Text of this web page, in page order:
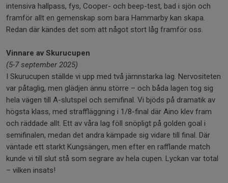
intensiva hallpass, fys, Cooper- och beep-test, bad i sjön och
framför allt en gemenskap som bara Hammarby kan skapa.
Redan där kändes det som att något stort låg framför oss.
Vinnare av Skurucupen
(5-7 september 2025)
I Skurucupen ställde vi upp med två jämnstarka lag. Nervositeten
var påtaglig, men glädjen ännu större – och båda lagen tog sig
hela vägen till A-slutspel och semifinal. Vi bjöds på dramatik av
högsta klass, med straffläggning i 1/8-final där Aino klev fram
och räddade allt. Ett av våra lag föll snöpligt på golden goal i
semifinalen, medan det andra kämpade sig vidare till final. Där
väntade ett starkt Kungsängen, men efter en rafflande match
kunde vi till slut stå som segrare av hela cupen. Lyckan var total
– vilken insats!